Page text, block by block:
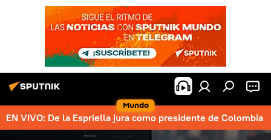
Mundo
EN VIVO: De la Espriella jura como presidente de Colombia